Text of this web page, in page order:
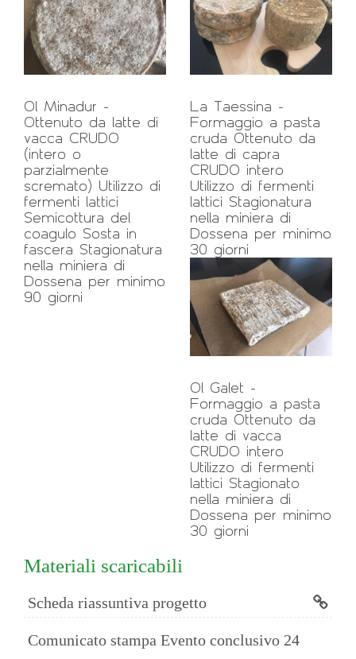
Ol Minadur -
Ottenuto da latte di
vacca CRUDO
(intero o
parzialmente
scremato) Utilizzo di
fermenti lattici
Semicottura del
coagulo Sosta in
fascera Stagionatura
nella miniera di
Dossena per minimo
90 giorni
La Taessina -
Formaggio a pasta
cruda Ottenuto da
latte di capra
CRUDO intero
Utilizzo di fermenti
lattici Stagionatura
nella miniera di
Dossena per minimo
30 giorni
Ol Galet -
Formaggio a pasta
cruda Ottenuto da
latte di vacca
CRUDO intero
Utilizzo di fermenti
lattici Stagionato
nella miniera di
Dossena per minimo
30 giorni
Materiali scaricabili
Scheda riassuntiva progetto
Comunicato stampa Evento conclusivo 24